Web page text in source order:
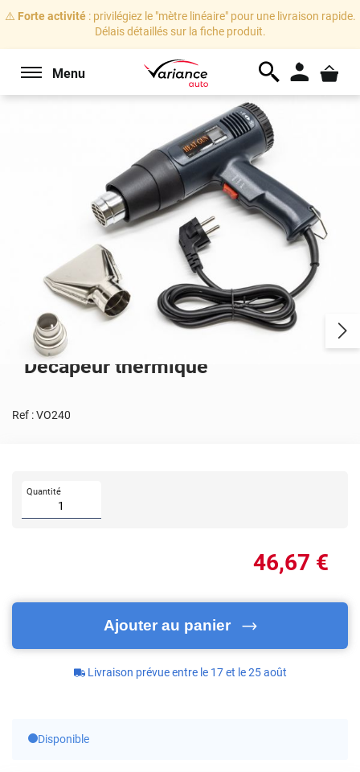
⚠️ Forte activité: privilégiez le "mètre linéaire" pour une livraison rapide.
Délais détaillés sur la fiche produit.
Menu
Décapeur thermique
Ref :VO240
Quantité
46,67 €
Ajouter au panier
Livraison prévue entre le 17 et le 25 août
Disponible